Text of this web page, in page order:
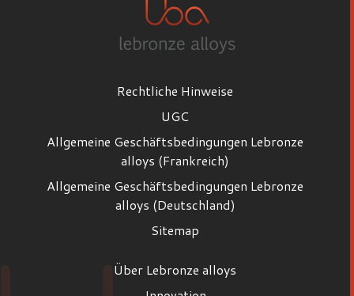
Rechtliche Hinweise
UGC
Allgemeine Geschäftsbedingungen Lebronze
alloys (Frankreich)
Allgemeine Geschäftsbedingungen Lebronze
alloys (Deutschland)
Sitemap
Über Lebronze alloys